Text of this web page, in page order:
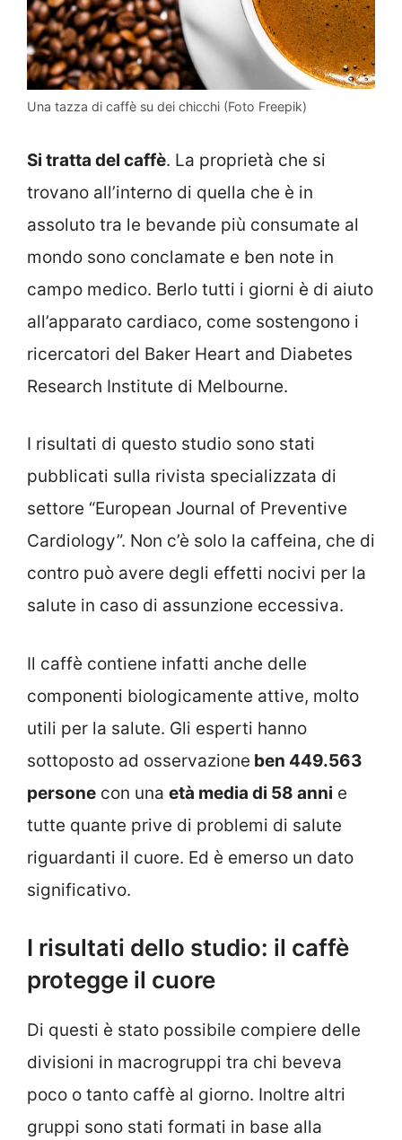
Una tazza di caffè su dei chicchi (Foto Freepik)
Si tratta del caffè. La proprietà che si
trovano all’interno di quella che è in
assoluto tra le bevande più consumate al
mondo sono conclamate e ben note in
campo medico. Berlo tutti i giorni è di aiuto
all’apparato cardiaco, come sostengono i
ricercatori del Baker Heart and Diabetes
Research Institute di Melbourne.
I risultati di questo studio sono stati
pubblicati sulla rivista specializzata di
settore “European Journal of Preventive
Cardiology”. Non c’è solo la caffeina, che di
contro può avere degli effetti nocivi per la
salute in caso di assunzione eccessiva.
Il caffè contiene infatti anche delle
componenti biologicamente attive, molto
utili per la salute. Gli esperti hanno
sottoposto ad osservazione ben 449.563
persone con una età media di 58 anni e
tutte quante prive di problemi di salute
riguardanti il cuore. Ed è emerso un dato
significativo.
I risultati dello studio: il caffè
protegge il cuore
Di questi è stato possibile compiere delle
divisioni in macrogruppi tra chi beveva
poco o tanto caffè al giorno. Inoltre altri
gruppi sono stati formati in base alla